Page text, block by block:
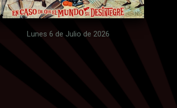
Lunes 6 de Julio de 2026